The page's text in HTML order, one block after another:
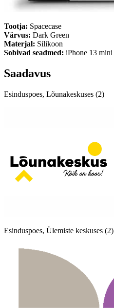
Tootja: Spacecase
Värvus: Dark Green
Materjal: Silikoon
Sobivad seadmed: iPhone 13 mini
Saadavus
Esinduspoes, Lõunakeskuses (2)
Esinduspoes, Ülemiste keskuses (2)